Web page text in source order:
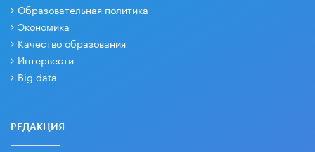
Образовательная политика
Экономика
Качество образования
Интервести
Big data
РЕДАКЦИЯ